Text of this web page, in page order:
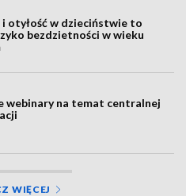
i otyłość w dzieciństwie to
bezdzietności w wieku
webinary na temat centralnej
WIĘCEJ